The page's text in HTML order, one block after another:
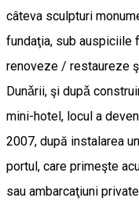
câteva sculpturi
fundaţia, sub auspiciile
renoveze / restaureze
Dunǎrii, şi dupǎ
mini-hotel, locul a
2007, după instalarea
portul, care primeşte
sau ambarcaţiuni